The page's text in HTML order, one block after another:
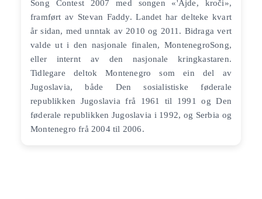
Song Contest 2007 med songen «'Ajde, kroči»,
framført av Stevan Faddy. Landet har delteke kvart
år sidan, med unntak av 2010 og 2011. Bidraga vert
valde ut i den nasjonale finalen, MontenegroSong,
eller internt av den nasjonale kringkastaren.
Tidlegare deltok Montenegro som ein del av
Jugoslavia, både Den sosialistiske føderale
republikken Jugoslavia frå 1961 til 1991 og Den
føderale republikken Jugoslavia i 1992, og Serbia og
Montenegro frå 2004 til 2006.